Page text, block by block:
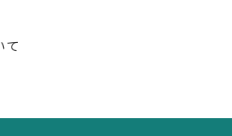
て